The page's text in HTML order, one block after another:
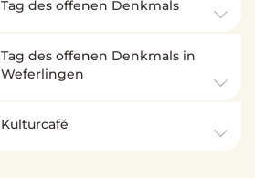
Tag des offenen Denkmals
Tag des offenen Denkmals in
Weferlingen
Kulturcafé